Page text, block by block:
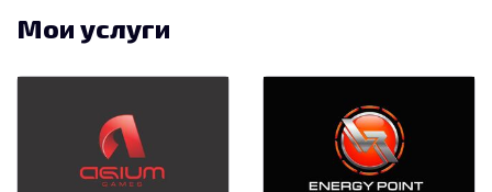
Фирменный стиль и гайдлайны для
стоматологии
Мои услуги